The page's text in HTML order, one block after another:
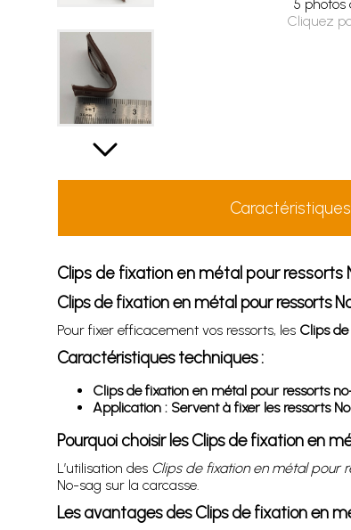
5 photos
Cliquez
Clips de fixation en métal pour
Clips de fixation en métal pour ressorts
Pour fixer efficacement vos ressorts, les Clips
Caractéristiques techniques :
Clips de fixation en métal pour ressorts
Application : Servent à fixer les ressorts
Pourquoi choisir les Clips de fixation en
L’utilisation des Clips de fixation en métal pour
No-sag sur la carcasse.
Les avantages des Clips de fixation en